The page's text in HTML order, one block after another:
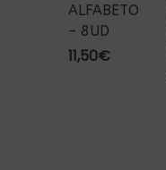
ALFABETO
– 8UD
11,50€